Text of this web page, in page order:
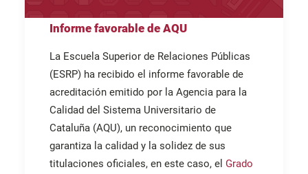
Informe favorable de AQU
La Escuela Superior de Relaciones Públicas
(ESRP) ha recibido el informe favorable de
acreditación emitido por la Agencia para la
Calidad del Sistema Universitario de
Cataluña (AQU), un reconocimiento que
garantiza la calidad y la solidez de sus
titulaciones oficiales, en este caso, el Grado